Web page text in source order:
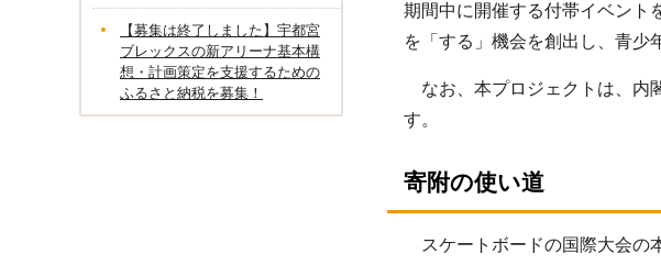
期間中に開催する付帯イベント
を「する」機会を創出し、青少
なお、本プロジェクトは、内
す。
寄附の使い道
スケートボードの国際大会の
【募集は終了しました】宇都宮
ブレックスの新アリーナ基本構
想・計画策定を支援するための
ふるさと納税を募集！